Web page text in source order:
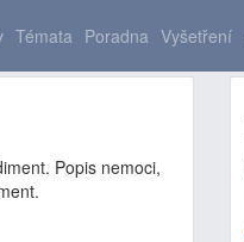
Témata Poradna Vyšetření
Popis nemoci,